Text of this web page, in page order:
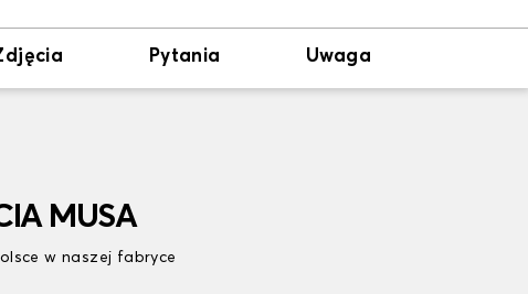
Pytania Uwaga
MUSA
w naszej fabryce